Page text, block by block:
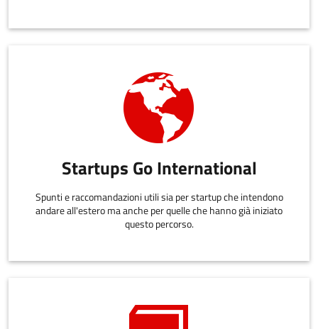
Startups Go International
Spunti e raccomandazioni utili sia per startup che intendono
andare all'estero ma anche per quelle che hanno già iniziato
questo percorso.